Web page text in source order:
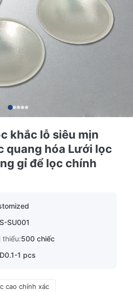
khắc lỗ siêu mịn
quang hóa Lưới lọc
gỉ để lọc chính
SU001
thiểu:500 chiếc
1 pcs
cao chính xác